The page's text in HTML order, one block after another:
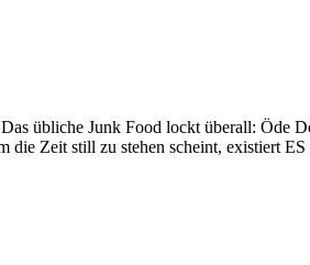
übliche Junk Food lockt überall: Öde
die Zeit still zu stehen scheint, existiert